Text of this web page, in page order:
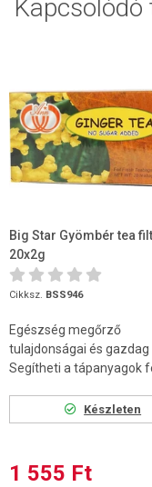
Big Star Gyömbér tea
20x2g
Cikksz. BSS946
Egészség megőrző
tulajdonságai és gazdag
Segítheti a tápanyagok
Készleten
1 555 Ft